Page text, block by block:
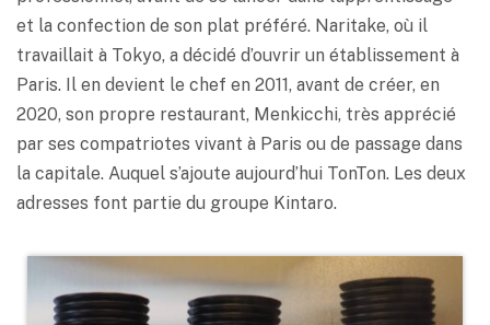
et la confection de son plat préféré. Naritake, où il
travaillait à Tokyo, a décidé d’ouvrir un établissement à
Paris. Il en devient le chef en 2011, avant de créer, en
2020, son propre restaurant, Menkicchi, très apprécié
par ses compatriotes vivant à Paris ou de passage dans
la capitale. Auquel s’ajoute aujourd’hui TonTon. Les deux
adresses font partie du groupe Kintaro.